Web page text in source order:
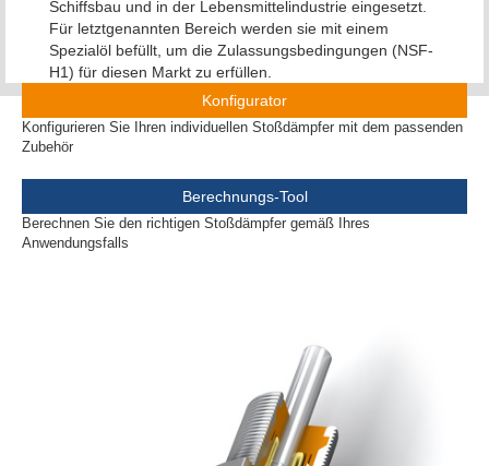
Schiffsbau und in der Lebensmittelindustrie eingesetzt.
Für letztgenannten Bereich werden sie mit einem
Spezialöl befüllt, um die Zulassungsbedingungen (NSF-
H1) für diesen Markt zu erfüllen.
Konfigurator
Konfigurieren Sie Ihren individuellen Stoßdämpfer mit dem passenden
Zubehör
Berechnungs-Tool
Berechnen Sie den richtigen Stoßdämpfer gemäß Ihres
Anwendungsfalls